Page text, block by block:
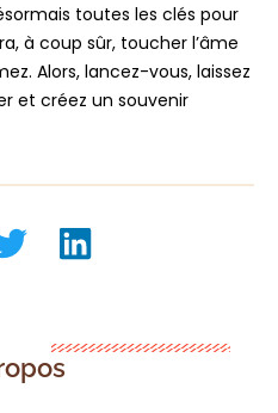
toutes les clés pour
à coup sûr, toucher l’âme
Alors, lancez-vous, laissez
et créez un souvenir